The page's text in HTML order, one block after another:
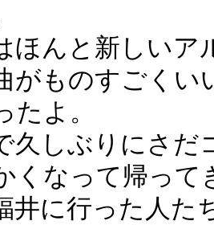
ほんと新しいア
がものすごくい
たよ。
久しぶりにさだ
くなって帰って
井に行った人た